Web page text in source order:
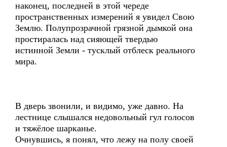
наконец, последней в этой череде
пространственных измерений я увидел Свою
Землю. Полупрозрачной грязной дымкой она
простиралась над сияющей твердью
истинной Земли - тусклый отблеск реального
мира.
В дверь звонили, и видимо, уже давно. На
лестнице слышался недовольный гул голосов
и тяжёлое шарканье.
Очнувшись, я понял, что лежу на полу своей